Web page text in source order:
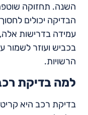
השנה. תחזוקה שוטפת
הבדיקה יכולים
עמידה בדרישות
בכביש ועוזר לשמור
הרשויות.
למה בדיקת
בדיקת רכב היא